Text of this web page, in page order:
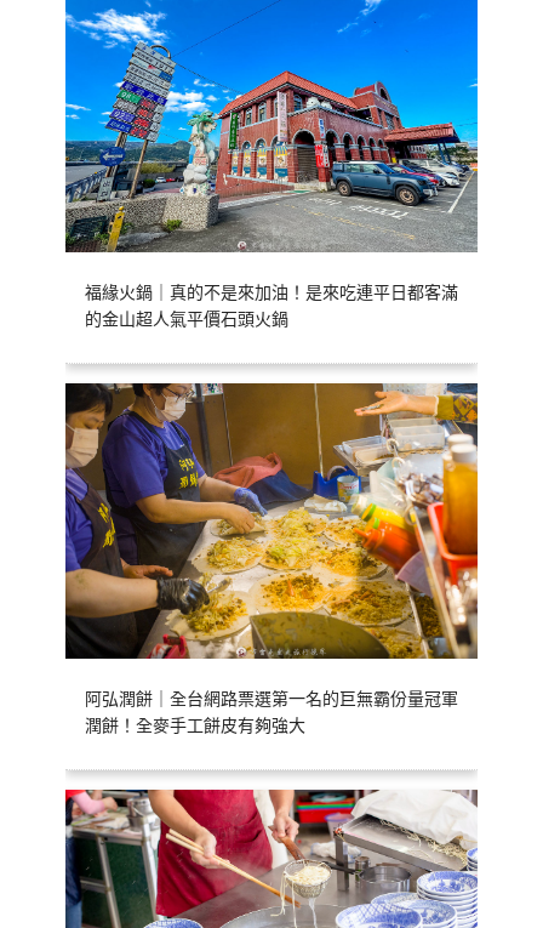
福緣火鍋｜真的不是來加油！是來吃連平日都客滿
的金山超人氣平價石頭火鍋
阿弘潤餅｜全台網路票選第一名的巨無霸份量冠軍
潤餅！全麥手工餅皮有夠強大